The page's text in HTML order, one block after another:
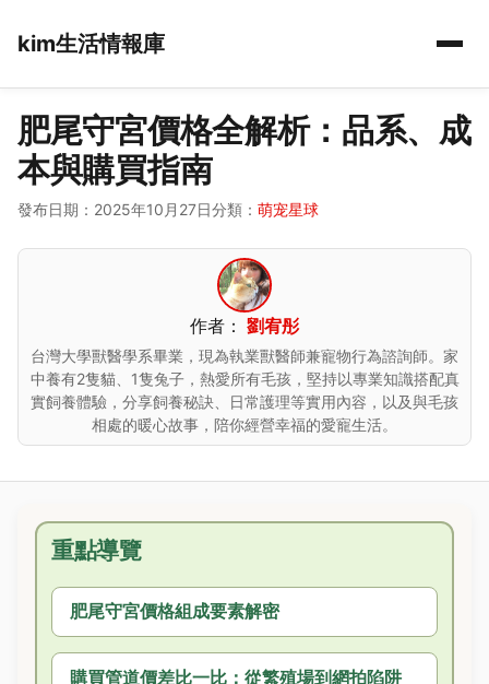
kim生活情報庫
肥尾守宮價格全解析：品系、成
本與購買指南
發布日期：2025年10月27日分類： 萌宠星球
作者： 劉宥彤
台灣大學獸醫學系畢業，現為執業獸醫師兼寵物行為諮詢師。家
中養有2隻貓、1隻兔子，熱愛所有毛孩，堅持以專業知識搭配真
實飼養體驗，分享飼養秘訣、日常護理等實用內容，以及與毛孩
相處的暖心故事，陪你經營幸福的愛寵生活。
重點導覽
肥尾守宮價格組成要素解密
購買管道價差比一比：從繁殖場到網拍陷阱